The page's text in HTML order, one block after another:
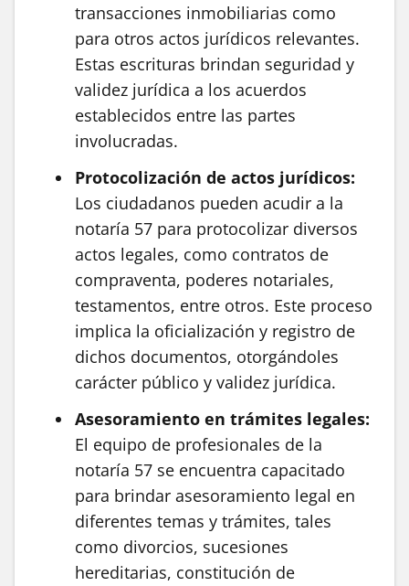
transacciones inmobiliarias como
para otros actos jurídicos relevantes.
Estas escrituras brindan seguridad y
validez jurídica a los acuerdos
establecidos entre las partes
involucradas.
Protocolización de actos jurídicos:
Los ciudadanos pueden acudir a la
notaría 57 para protocolizar diversos
actos legales, como contratos de
compraventa, poderes notariales,
testamentos, entre otros. Este proceso
implica la oficialización y registro de
dichos documentos, otorgándoles
carácter público y validez jurídica.
Asesoramiento en trámites legales:
El equipo de profesionales de la
notaría 57 se encuentra capacitado
para brindar asesoramiento legal en
diferentes temas y trámites, tales
como divorcios, sucesiones
hereditarias, constitución de